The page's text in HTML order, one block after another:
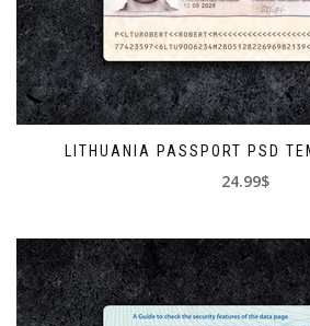
LITHUANIA PASSPORT PSD
24.99$